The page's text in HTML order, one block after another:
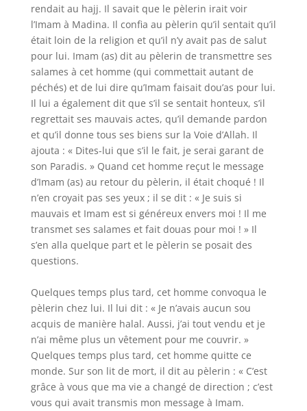
rendait au hajj. Il savait que le pèlerin irait voir
l’Imam à Madina. Il confia au pèlerin qu’il sentait qu’il
était loin de la religion et qu’il n’y avait pas de salut
pour lui. Imam (as) dit au pèlerin de transmettre ses
salames à cet homme (qui commettait autant de
péchés) et de lui dire qu’Imam faisait dou’as pour lui.
Il lui a également dit que s’il se sentait honteux, s’il
regrettait ses mauvais actes, qu’il demande pardon
et qu’il donne tous ses biens sur la Voie d’Allah. Il
ajouta : « Dites-lui que s’il le fait, je serai garant de
son Paradis. » Quand cet homme reçut le message
d’Imam (as) au retour du pèlerin, il était choqué ! Il
n’en croyait pas ses yeux ; il se dit : « Je suis si
mauvais et Imam est si généreux envers moi ! Il me
transmet ses salames et fait douas pour moi ! » Il
s’en alla quelque part et le pèlerin se posait des
questions.
Quelques temps plus tard, cet homme convoqua le
pèlerin chez lui. Il lui dit : « Je n’avais aucun sou
acquis de manière halal. Aussi, j’ai tout vendu et je
n’ai même plus un vêtement pour me couvrir. »
Quelques temps plus tard, cet homme quitte ce
monde. Sur son lit de mort, il dit au pèlerin : « C’est
grâce à vous que ma vie a changé de direction ; c’est
vous qui avait transmis mon message à Imam.